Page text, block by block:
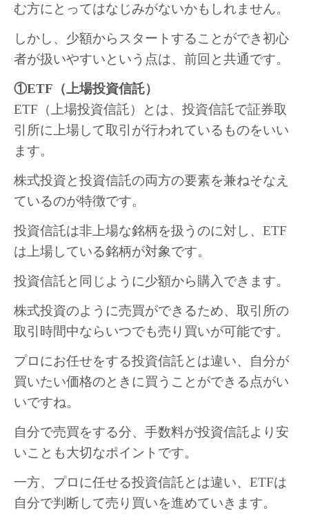
む方にとってはなじみがないかもしれません。
しかし、少額からスタートすることができ初心
者が扱いやすいという点は、前回と共通です。
①ETF（上場投資信託）
ETF（上場投資信託）とは、投資信託で証券取
引所に上場して取引が行われているものをいい
ます。
株式投資と投資信託の両方の要素を兼ねそなえ
ているのが特徴です。
投資信託は非上場な銘柄を扱うのに対し、ETF
は上場している銘柄が対象です。
投資信託と同じように少額から購入できます。
株式投資のように売買ができるため、取引所の
取引時間中ならいつでも売り買いが可能です。
プロにお任せをする投資信託とは違い、自分が
買いたい価格のときに買うことができる点がい
いですね。
自分で売買をする分、手数料が投資信託より安
いことも大切なポイントです。
一方、プロに任せる投資信託とは違い、ETFは
自分で判断して売り買いを進めていきます。